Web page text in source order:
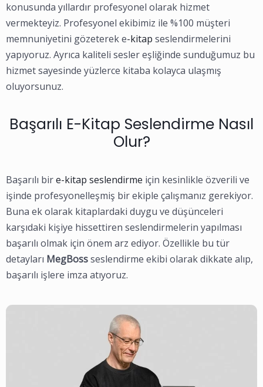
konusunda yıllardır profesyonel olarak hizmet
vermekteyiz. Profesyonel ekibimiz ile %100 müşteri
memnuniyetini gözeterek e-kitap seslendirmelerini
yapıyoruz. Ayrıca kaliteli sesler eşliğinde sunduğumuz bu
hizmet sayesinde yüzlerce kitaba kolayca ulaşmış
oluyorsunuz.
Başarılı E-Kitap Seslendirme Nasıl
Olur?
Başarılı bire-kitap seslendirme için kesinlikle özverili ve
işinde profesyonelleşmiş bir ekiple çalışmanız gerekiyor.
Buna ek olarak kitaplardaki duygu ve düşünceleri
karşıdaki kişiye hissettiren seslendirmelerin yapılması
başarılı olmak için önem arz ediyor. Özellikle bu tür
detayları MegBossseslendirme ekibi olarak dikkate alıp,
başarılı işlere imza atıyoruz.